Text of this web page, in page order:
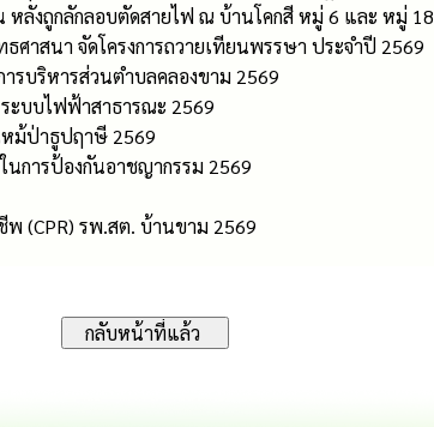
ลังถูกลักลอบตัดสายไฟ ณ บ้านโคกสี หมู่ 6 และ หมู่ 18
าสนา จัดโครงการถวายเทียนพรรษา ประจำปี 2569
รบริหารส่วนตำบลคลองขาม 2569
ะบบไฟฟ้าสาธารณะ 2569
หม้ป่าธูปฤาษี 2569
นการป้องกันอาชญากรรม 2569
(CPR) รพ.สต. บ้านขาม 2569